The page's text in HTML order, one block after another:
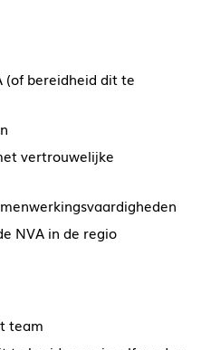
(of bereidheid dit te
vertrouwelijke
NVA in de regio
team